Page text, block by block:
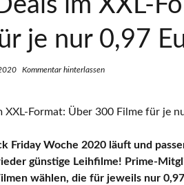
je nur 0,97
Kommentar hinterlassen
Friday Woche 2020 läuft und
günstige Leihfilme! Prime-
wählen, die für jeweils nur